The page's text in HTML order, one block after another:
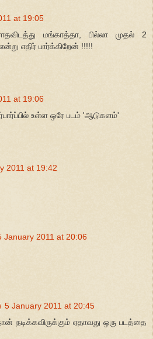
at 19:05
மங்காத்தா, பில்லா முதல் 2
எதிர் பார்க்கிறேன் !!!!!
at 19:06
உள்ள ஒரே படம் 'ஆடுகளம்'
2011 at 19:42
January 2011 at 20:06
5 January 2011 at 20:45
நடிக்கவிருக்கும் ஏதாவது ஒரு படத்தை